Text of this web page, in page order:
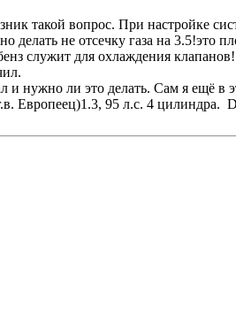
такой вопрос. При настройке
не отсечку газа на 3.5!это
служит для охлаждения
и нужно ли это делать. Сам я ещё в
Европеец)1.3, 95 л.с. 4 цилиндра.